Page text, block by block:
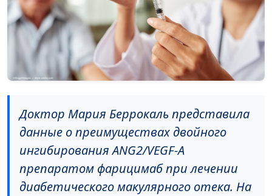
Доктор Мария Беррокаль представила
данные о преимуществах двойного
ингибирования ANG2/VEGF-A
препаратом фарицимаб при лечении
диабетического макулярного отека. На